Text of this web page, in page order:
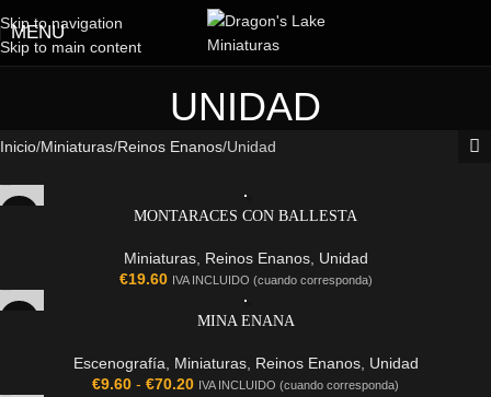
Skip to navigation
Skip to main content
MENU
UNIDAD
Inicio Miniaturas Reinos Enanos Unidad
MONTARACES CON BALLESTA
Miniaturas, Reinos Enanos, Unidad
€19.60 IVA INCLUIDO (cuando corresponda)
MINA ENANA
Escenografía Miniaturas, Reinos Enanos, Unidad
€9.60 - €70.20 IVA INCLUIDO (cuando corresponda)